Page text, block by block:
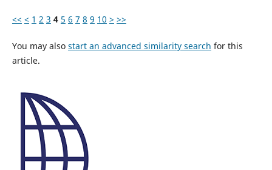
<< < 1 2 3 4 5 6 7 8 9 10 > >>
You may also start an advanced similarity search for this
article.